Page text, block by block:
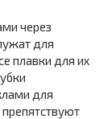
через
для
плавки для их
для